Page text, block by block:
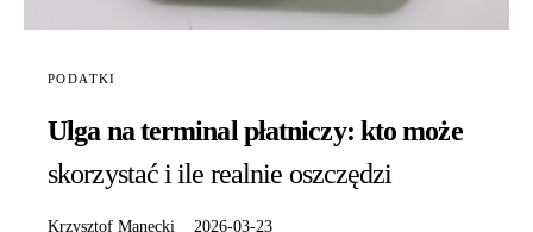
PODATKI
Ulga na terminal płatniczy: kto może
skorzystać i ile realnie oszczędzi
Krzysztof Manecki 2026-03-23